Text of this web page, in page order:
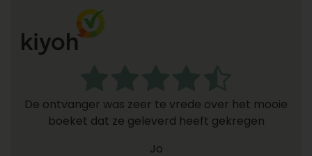
De ontvanger was zeer te vrede over het mooie
boeket dat ze geleverd heeft gekregen
Jo